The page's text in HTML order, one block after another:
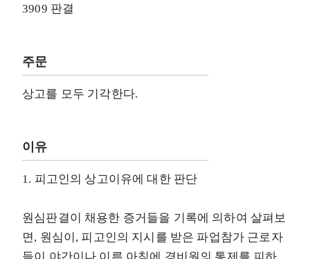
3909 판결
주문
상고를 모두 기각한다.
이유
1. 피고인의 상고이유에 대한 판단
원심판결이 채용한 증거들을 기록에 의하여 살펴보
면, 원심이, 피고인의 지시를 받은 파업참가 근로자
들이 야간이나 이른 아침에 경비원의 통제를 피하